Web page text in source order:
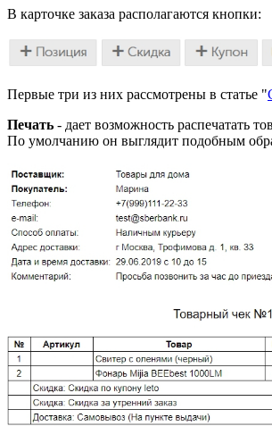
В карточке заказа располагаются кнопки:
Первые три из них рассмотрены в статье "
Печать - дает возможность распечатать
По умолчанию он выглядит подобным